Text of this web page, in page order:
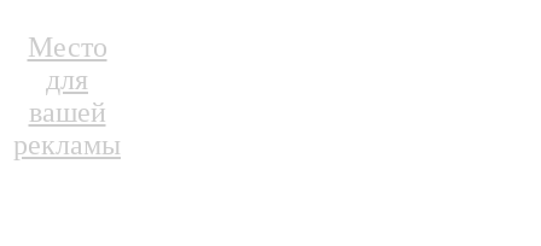
Место
для
вашей
рекламы